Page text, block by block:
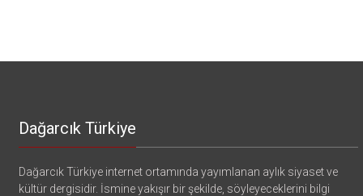
Dağarcık Türkiye
Dağarcık Türkiye internet ortamında yayımlanan aylık siyaset ve
kültür dergisidir. İsmine yakışır bir şekilde, söyleyeceklerini bilgi